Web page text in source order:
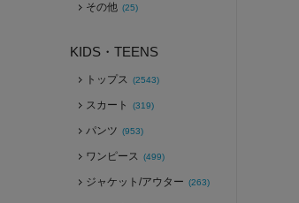
その他 (25)
KIDS・TEENS
トップス (2543)
スカート (319)
パンツ (953)
ワンピース (499)
ジャケット/アウター (263)